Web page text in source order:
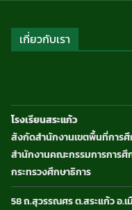
เกี่ยวกับเรา
โรงเรียนสระแก้ว
สังกัดสำนักงานเขตพื้นที่การ
สำนักงานคณะกรรมการการ
กระทรวงศึกษาธิการ
58 ถ.สุวรรณศร ต.สระแก้ว อ.